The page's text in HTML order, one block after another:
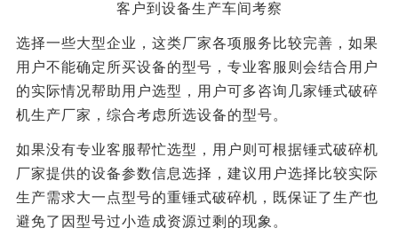
客户到设备生产车间考察
选择一些大型企业，这类厂家各项服务比较完善，如果
用户不能确定所买设备的型号，专业客服则会结合用户
的实际情况帮助用户选型，用户可多咨询几家锤式破碎
机生产厂家，综合考虑所选设备的型号。
如果没有专业客服帮忙选型，用户则可根据锤式破碎机
厂家提供的设备参数信息选择，建议用户选择比较实际
生产需求大一点型号的重锤式破碎机，既保证了生产也
避免了因型号过小造成资源过剩的现象。